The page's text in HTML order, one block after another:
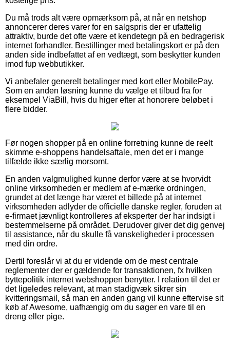
Du må trods alt være opmærksom på, at når en netshop
annoncerer deres varer for en salgspris der er ufattelig
attraktiv, burde det ofte være et kendetegn på en bedragerisk
internet forhandler. Bestillinger med betalingskort er på den
anden side indbefattet af en vedtægt, som beskytter kunden
imod fup webbutikker.
Vi anbefaler generelt betalinger med kort eller MobilePay.
Som en anden løsning kunne du vælge et tilbud fra for
eksempel ViaBill, hvis du higer efter at honorere beløbet i
flere bidder.
Før nogen shopper på en online forretning kunne de reelt
skimme e-shoppens handelsaftale, men det er i mange
tilfælde ikke særlig morsomt.
En anden valgmulighed kunne derfor være at se hvorvidt
online virksomheden er medlem af e-mærke ordningen,
grundet at det længe har været et billede på at internet
virksomheden adlyder de officielle danske regler, foruden at
e-firmaet jævnligt kontrolleres af eksperter der har indsigt i
bestemmelserne på området. Derudover giver det dig genvej
til assistance, når du skulle få vanskeligheder i processen
med din ordre.
Dertil foreslår vi at du er vidende om de mest centrale
reglementer der er gældende for transaktionen, fx hvilken
byttepolitik internet webshoppen benytter. I relation til det er
det ligeledes relevant, at man stadigvæk sikrer sin
kvitteringsmail, så man en anden gang vil kunne eftervise sit
køb af Awesome, uafhængig om du søger en vare til en
dreng eller pige.